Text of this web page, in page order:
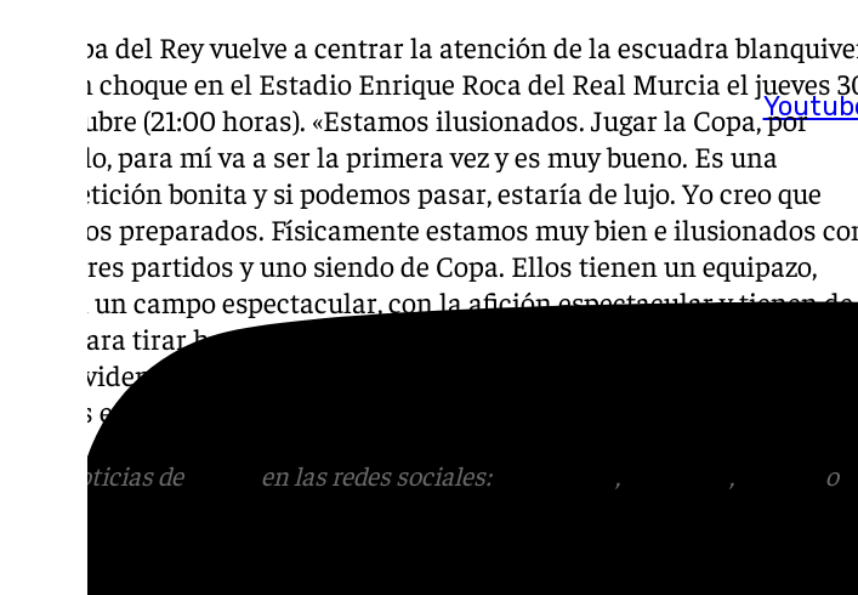
La Copa del Rey vuelve a centrar la atención de la escuadra
con un choque en el Estadio Enrique Roca del Real Murcia el jueves
de octubre (21:00 horas). «Estamos ilusionados. Jugar la Copa, por
ejemplo, para mí va a ser la primera vez y es muy bueno. Es una
competición bonita y si podemos pasar, estaría de lujo. Yo creo que
estamos preparados. Físicamente estamos muy bien e ilusionados
jugar tres partidos y uno siendo de Copa. Ellos tienen un equipazo,
tienen un campo espectacular, con la afición espectacular y tienen de
todo para tirar hacia adelante. A ver que no sea contra nosotros, claro,
pero evidentemente, ellos tienen un equipo bueno», detalló Marcelo dos
Santos en su paso por ‘Antequera SUDA’.
Más noticias de en las redes sociales: , , o